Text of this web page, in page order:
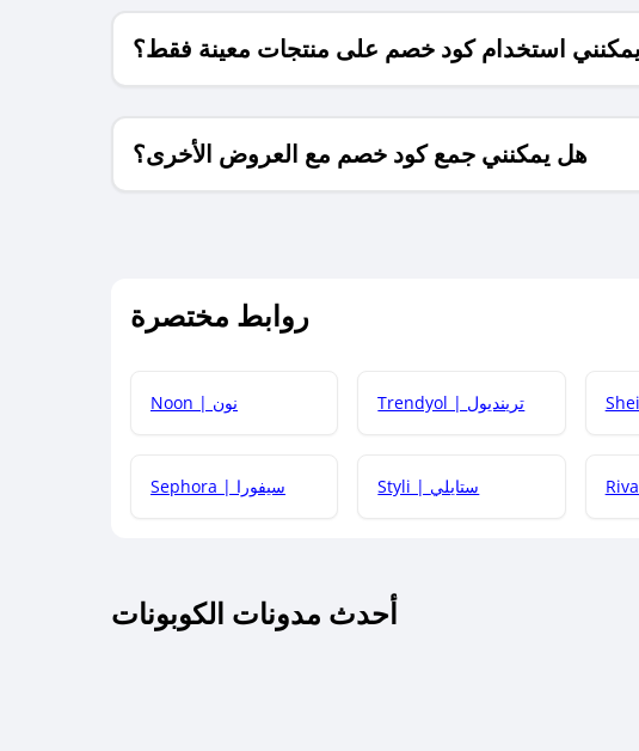
استخدام كود خصم على منتجات معينة فقط؟
هل يمكنني جمع كود خصم مع العروض الأخرى؟
روابط مختصرة
Noon | نون Trendyol | ترينديول
Sephora | سيفورا Styli | ستايلي
أحدث مدونات الكوبونات